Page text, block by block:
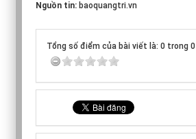
Nguồn tin: baoquangtri.vn
Tổng số điểm của bài viết là: 0 trong